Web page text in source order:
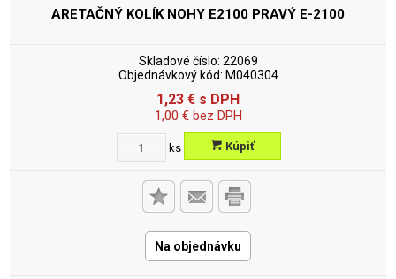
ARETAČNÝ KOLÍK NOHY E2100 PRAVÝ E-2100
Skladové číslo: 22069
Objednávkový kód: M040304
1,23 € s DPH
1,00 €bez DPH
ks Kúpiť
Na objednávku